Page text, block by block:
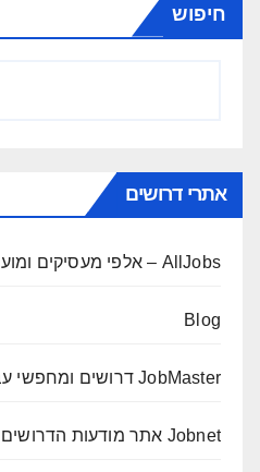
חיפוש
אתרי דרושים
AllJobs – אלפי מעסיקים ומועמדים
Blog
JobMaster דרושים ומחפשי עבודה
Jobnet אתר מודעות הדרושים